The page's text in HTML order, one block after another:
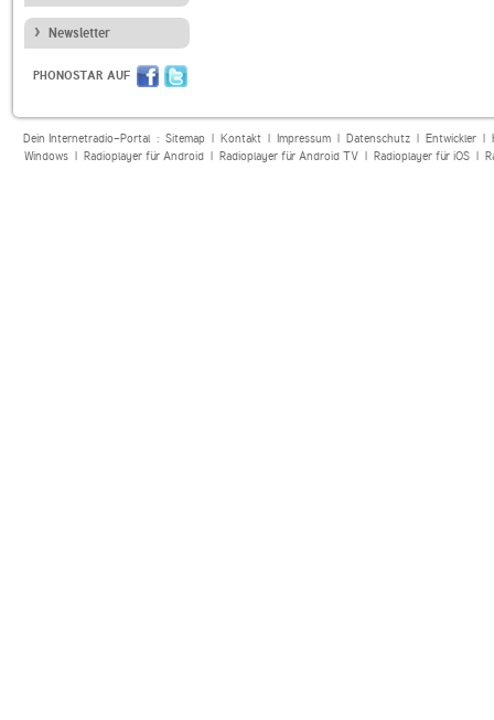
Newsletter
PHONOSTAR AUF
Dein Internetradio-Portal : Sitemap| Kontakt| Impressum| Datenschutz| Entwickler|
Windows| Radioplayer für Android| Radioplayer für Android TV| Radioplayer für iOS|